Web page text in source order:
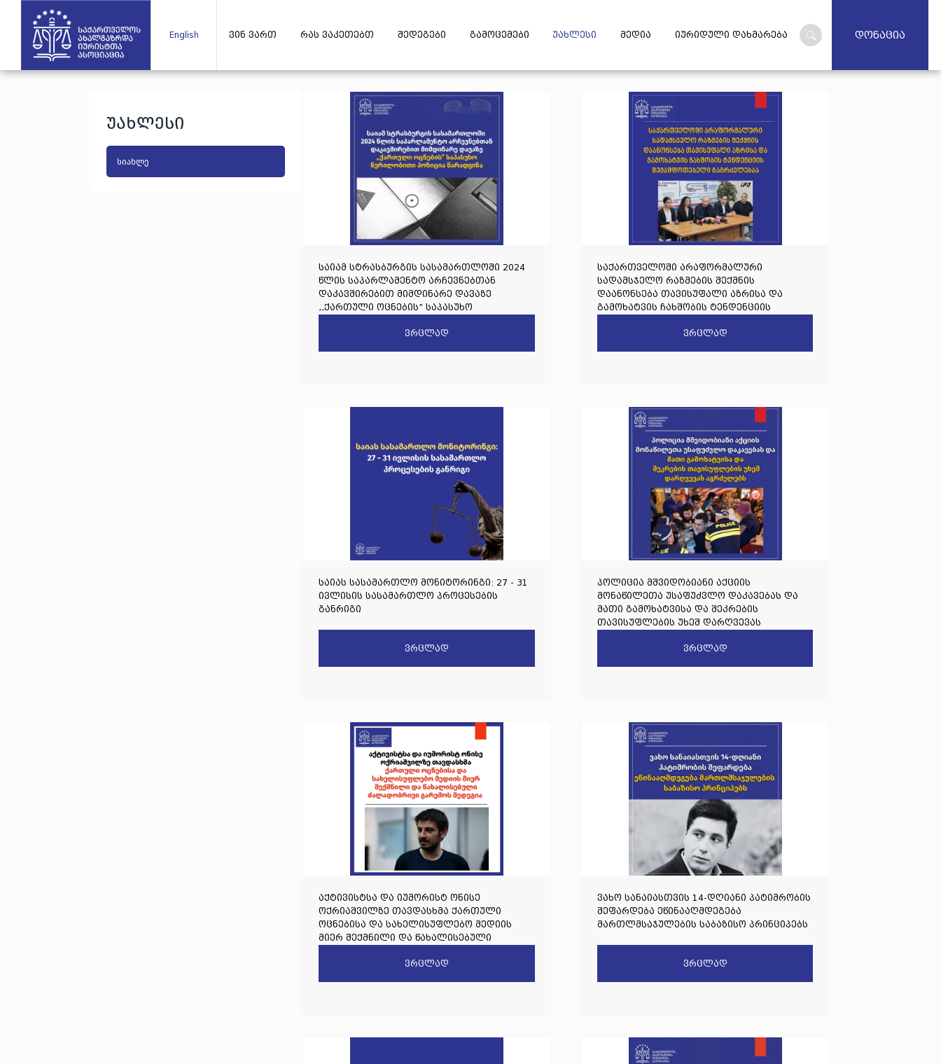
English ვინ ვართ რას ვაკეთებთ შედეგები გამოცემები უახლესი მედია იურიდული დახმარება დონაცია
უახლესი
სიახლე
საიამ სტრასბურგის სასამართლოში 2024
წლის საპარლამენტო არჩევნებთან
დაკავშირებით მიმდინარე დავაზე
,,ქართული ოცნების” საპასუხო
ვრცლად
საქართველოში არაფორმალური
სადამსჯელო რაზმების შექმნის
დაანონსება თავისუფალი აზრისა და
გამოხატვის ჩახშობის ტენდენციის
ვრცლად
საიას სასამართლო მონიტორინგი: 27 - 31
ივლისის სასამართლო პროცესების
განრიგი
ვრცლად
პოლიცია მშვიდობიანი აქციის
მონაწილეთა უსაფუძვლო დაკავებას და
მათი გამოხატვისა და შეკრების
თავისუფლების უხეშ დარღვევას
ვრცლად
აქტივისტსა და იუმორისტ ონისე
ოქრიაშვილზე თავდასხმა ქართული
ოცნებისა და სახელისუფლებო მედიის
მიერ შექმნილი და წახალისებული
ვრცლად
ვახო სანაიასთვის 14-დღიანი პატიმრობის
შეფარდება ეწინააღმდეგება
მართლმსაჯულების საბაზისო პრინციპებს
ვრცლად